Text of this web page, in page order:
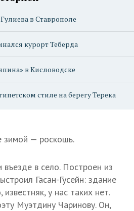
в Ставрополе
курорт Теберда
в Кисловодске
стиле на берегу Терека
зимой — роскошь.
в село. Построен из
Гасан-Гусейн: здание
у нас таких нет.
Муэтдину Чаринову. Он,